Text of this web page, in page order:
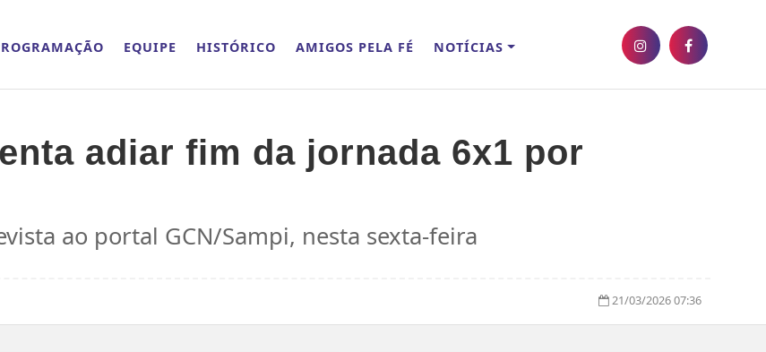
EQUIPE HISTÓRICO AMIGOS PELA FÉ NOTÍCIAS
adiar fim da jornada 6x1 por
ao portal GCN/Sampi, nesta sexta-feira
21/03/2026 07:36